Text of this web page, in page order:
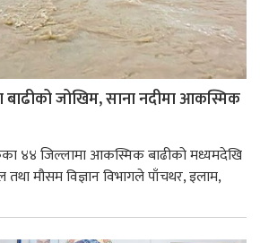
जोखिम, साना नदीमा आकस्मिक
४४ जिल्लामा आकस्मिक बाढीको मध्यमदेखि
मौसम विज्ञान विभागले पाँचथर, इलाम,